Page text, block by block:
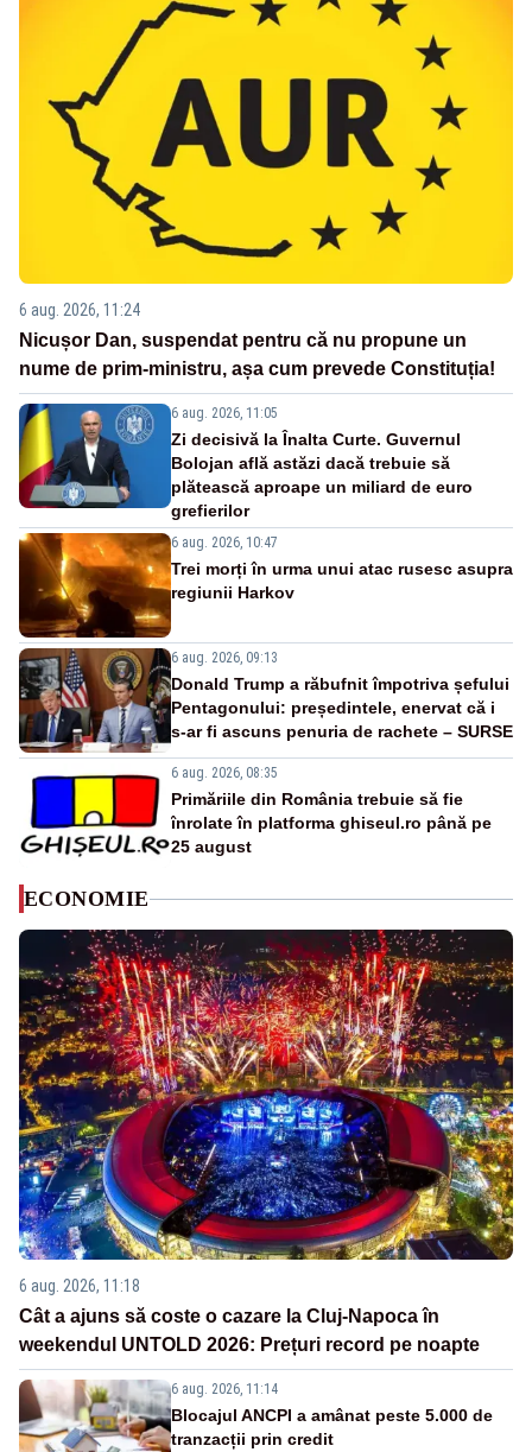
6 aug. 2026, 11:24
Nicușor Dan, suspendat pentru că nu propune un
nume de prim-ministru, așa cum prevede Constituția!
6 aug. 2026, 11:05
Zi decisivă la Înalta Curte. Guvernul
Bolojan află astăzi dacă trebuie să
plătească aproape un miliard de euro
grefierilor
6 aug. 2026, 10:47
Trei morți în urma unui atac rusesc asupra
regiunii Harkov
6 aug. 2026, 09:13
Donald Trump a răbufnit împotriva șefului
Pentagonului: președintele, enervat că i
s-ar fi ascuns penuria de rachete – SURSE
6 aug. 2026, 08:35
Primăriile din România trebuie să fie
înrolate în platforma ghiseul.ro până pe
25 august
ECONOMIE
6 aug. 2026, 11:18
Cât a ajuns să coste o cazare la Cluj-Napoca în
weekendul UNTOLD 2026: Prețuri record pe noapte
6 aug. 2026, 11:14
Blocajul ANCPI a amânat peste 5.000 de
tranzacții prin credit